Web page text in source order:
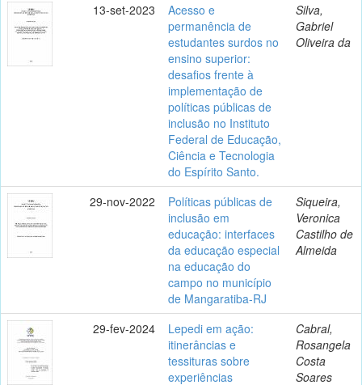
13-set-2023
Acesso e
permanência de
estudantes surdos no
ensino superior:
desafios frente à
implementação de
políticas públicas de
inclusão no Instituto
Federal de Educação,
Ciência e Tecnologia
do Espírito Santo.
Silva,
Gabriel
Oliveira da
29-nov-2022
Políticas públicas de
inclusão em
educação: interfaces
da educação especial
na educação do
campo no município
de Mangaratiba-RJ
Siqueira,
Veronica
Castilho de
Almeida
29-fev-2024
Lepedi em ação:
itinerâncias e
tessituras sobre
experiências
Cabral,
Rosangela
Costa
Soares